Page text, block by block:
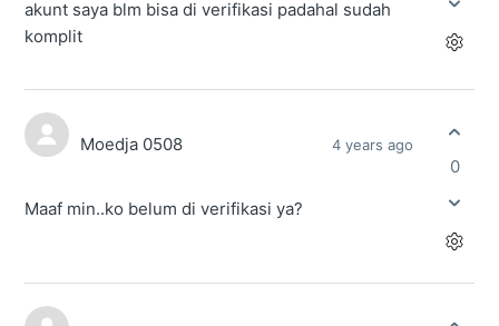
akunt saya blm bisa di verifikasi padahal sudah
komplit
Moedja 0508 4 years ago
Maaf min..ko belum di verifikasi ya?
0